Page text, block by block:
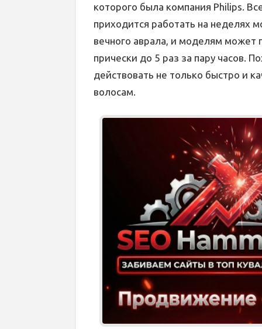
которого была компания Philips.
приходится работать на неделях
вечного аврала, и моделям может
прически до 5 раз за пару часов.
действовать не только быстро и
волосам.